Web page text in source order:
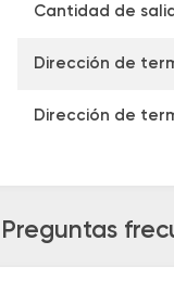
Cantidad de
Dirección de
Dirección de
Preguntas